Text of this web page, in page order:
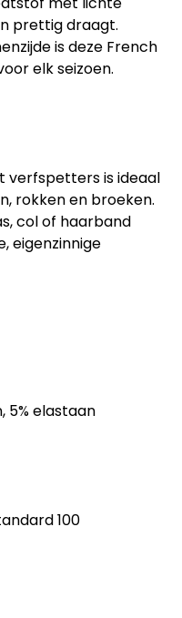
prettig draagt.
is deze French
elk seizoen.
verfspettersis ideaal
rokken en broeken.
col of haarband
eigenzinnige
5% elastaan
100